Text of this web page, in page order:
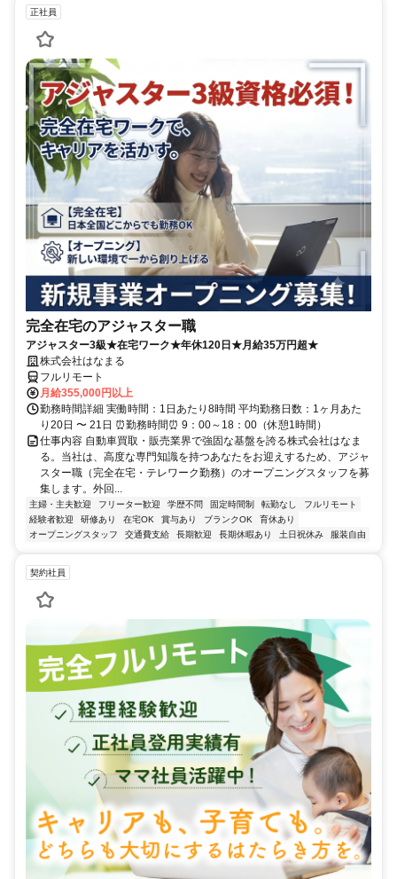
正社員
完全在宅のアジャスター職
アジャスター3級★在宅ワーク★年休120日★月給35万円超★
株式会社はなまる
フルリモート
月給355,000円以上
勤務時間詳細 実働時間：1日あたり8時間 平均勤務日数：1ヶ月あた
り20日 〜 21日 ⏰勤務時間⏰ 9：00～18：00（休憩1時間）
仕事内容 自動車買取・販売業界で強固な基盤を誇る株式会社はなま
る。当社は、高度な専門知識を持つあなたをお迎えするため、アジャ
スター職（完全在宅・テレワーク勤務）のオープニングスタッフを募
集します。外回...
主婦・主夫歓迎 フリーター歓迎 学歴不問 固定時間制 転勤なし
フルリモート
経験者歓迎
研修あり 在宅OK 賞与あり ブランクOK
育休あり
オープニングスタッフ
交通費支給 長期歓迎 長期休暇あり 土日祝休み 服装自由
契約社員